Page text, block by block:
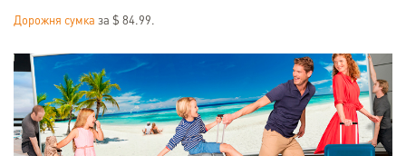
Дорожня сумка за $ 84.99.